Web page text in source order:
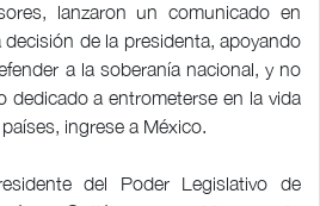
lanzaron un comunicado en
de la presidenta, apoyando
a la soberanía nacional, y no
dedicado a entrometerse en la vida
ingrese a México.
del Poder Legislativo de